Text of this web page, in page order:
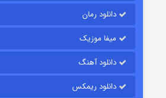
قسمت۱۵ (دوبله)
دانلود رمان
میفا موزیک
دانلود آهنگ
دانلود ریمکس